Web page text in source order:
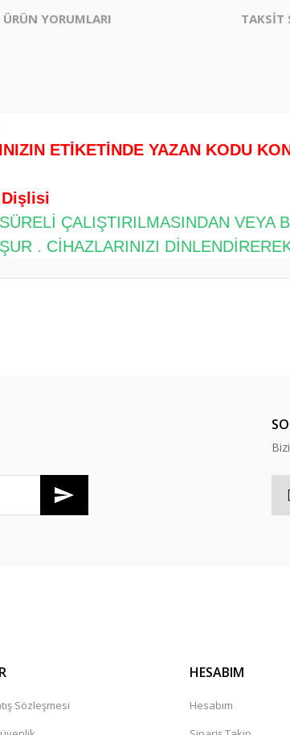
ÜRÜN YORUMLARI TAKSİT
ETİKETİNDE YAZAN KODU
ÇALIŞTIRILMASINDAN VEYA
. CİHAZLARINIZI
Sözleşmesi
HESABIM
Hesabım